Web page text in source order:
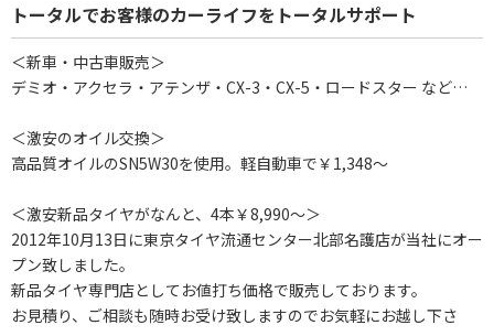
トータルでお客様のカーライフをトータルサポート
＜新車・中古車販売＞
デミオ・アクセラ・アテンザ・CX-3・CX-5・ロードスター など…
＜激安のオイル交換＞
高品質オイルのSN5W30を使用。軽自動車で￥1,348～
＜激安新品タイヤがなんと、4本￥8,990～＞
2012年10月13日に東京タイヤ流通センター北部名護店が当社にオー
プン致しました。
新品タイヤ専門店としてお値打ち価格で販売しております。
お見積り、ご相談も随時お受け致しますのでお気軽にお越し下さ